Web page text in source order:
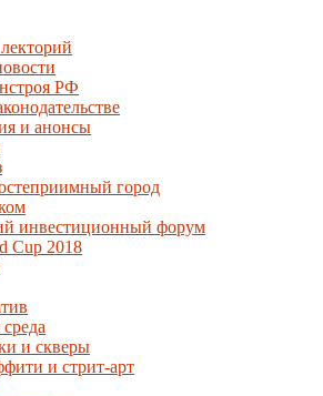
РФ
и анонсы
город
инвестиционный форум
Cup 2018
и скверы
и стрит-арт